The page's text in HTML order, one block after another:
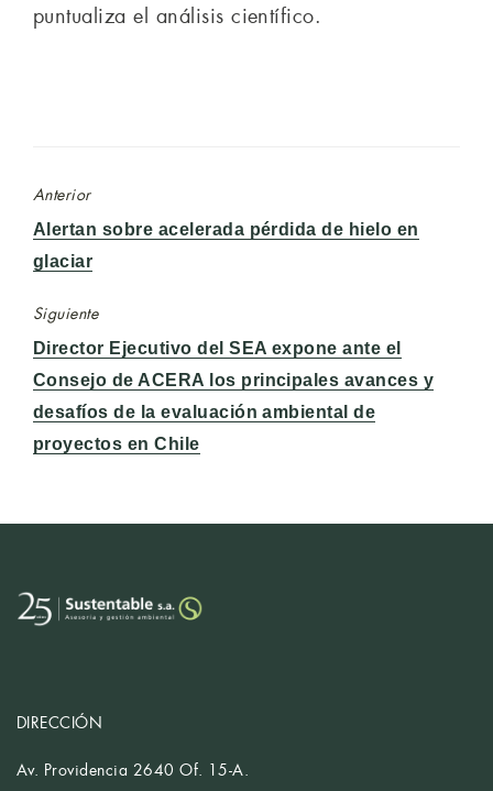
puntualiza el análisis científico.
Anterior
Entrada
anterior:
Alertan sobre acelerada pérdida de hielo en
glaciar
Siguiente
Entrada
siguiente:
Director Ejecutivo del SEA expone ante el
Consejo de ACERA los principales avances y
desafíos de la evaluación ambiental de
proyectos en Chile
DIRECCIÓN
Av. Providencia 2640 Of. 15-A.